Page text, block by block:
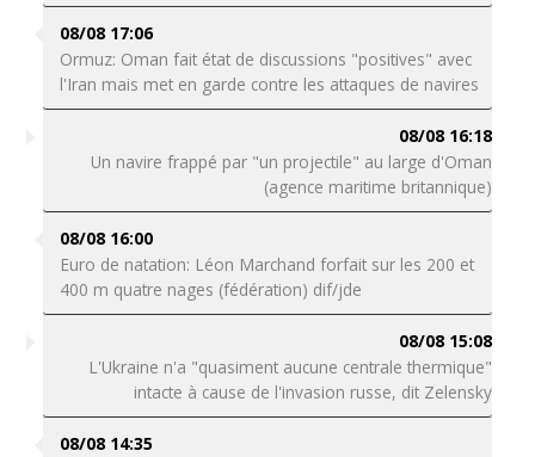
08/08 17:06
Ormuz: Oman fait état de discussions "positives" avec
l'Iran mais met en garde contre les attaques de navires
08/08 16:18
Un navire frappé par "un projectile" au large d'Oman
(agence maritime britannique)
08/08 16:00
Euro de natation: Léon Marchand forfait sur les 200 et
400 m quatre nages (fédération) dif/jde
08/08 15:08
L'Ukraine n'a "quasiment aucune centrale thermique"
intacte à cause de l'invasion russe, dit Zelensky
08/08 14:35